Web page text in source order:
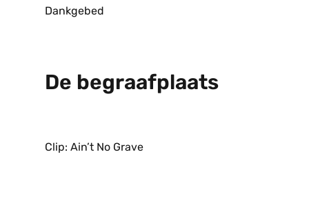
Dankgebed
De begraafplaats
Clip: Ain’t No Grave